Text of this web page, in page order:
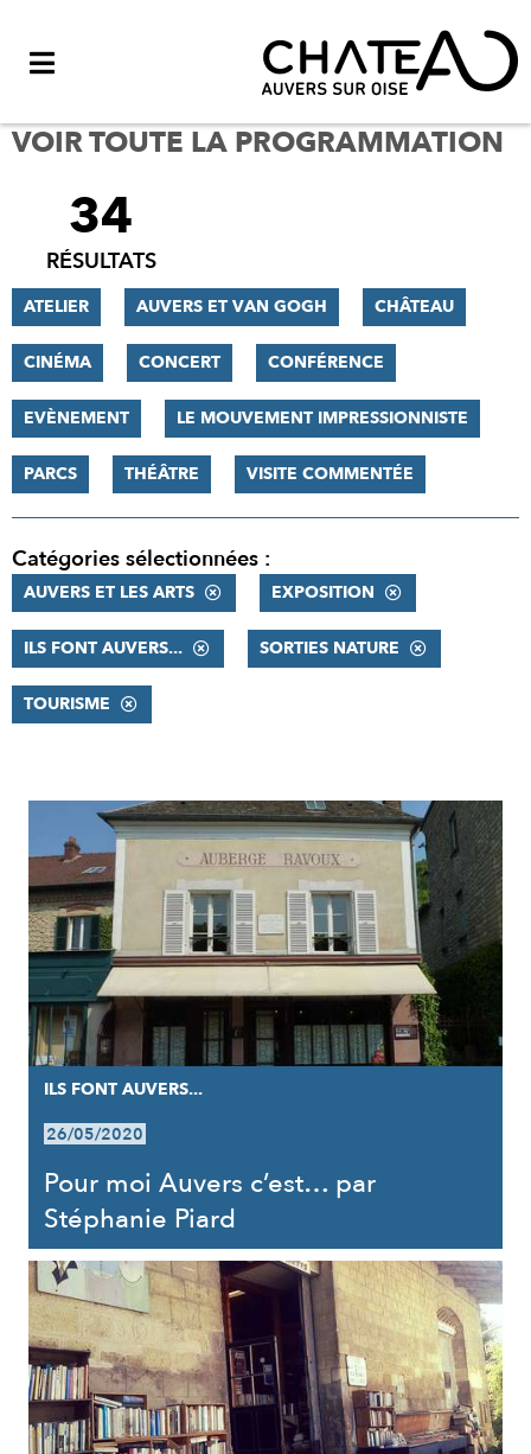
VOIR TOUTE LA PROGRAMMATION
FILTRER
RÉSULTATS
34
RÉSULTATS
ATELIER AUVERS ET VAN GOGH CHÂTEAU
CINÉMA CONCERT CONFÉRENCE
EVÈNEMENT LE MOUVEMENT IMPRESSIONNISTE
PARCS THÉÂTRE VISITE COMMENTÉE
Catégories sélectionnées :
AUVERS ET LES ARTS EXPOSITION
ILS FONT AUVERS... SORTIES NATURE
TOURISME
RÉSULTATS
ILS FONT AUVERS...
26/05/2020
Pour moi Auvers c’est… par
Stéphanie Piard